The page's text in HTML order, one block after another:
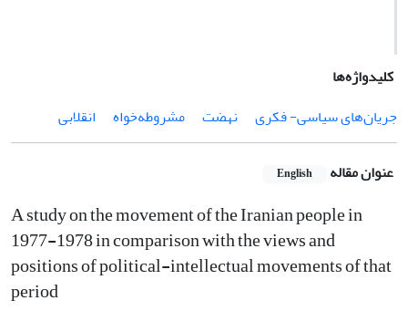
کلیدواژه‌ها
جریان‌های سیاسی- فکری
نهضت مشروطه‌خواه انقلابی
عنوان مقاله English
A study on the movement of the Iranian people in
1977-1978 in comparison with the views and
positions of political-intellectual movements of that
period